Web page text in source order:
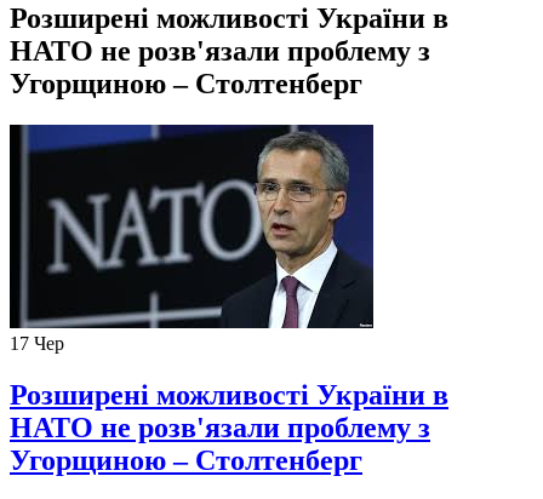
Розширені можливості України в
НАТО не розв'язали проблему з
Угорщиною – Столтенберг
17 Чер
Розширені можливості України в
НАТО не розв'язали проблему з
Угорщиною – Столтенберг